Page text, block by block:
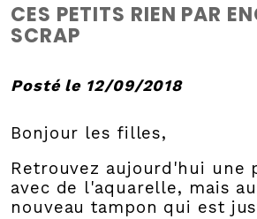
CES PETITS RIEN PAR
SCRAP
Posté le 12/09/2018
Bonjour les filles,
Retrouvez aujourd'hui une
avec de l'aquarelle, mais
nouveau tampon qui est